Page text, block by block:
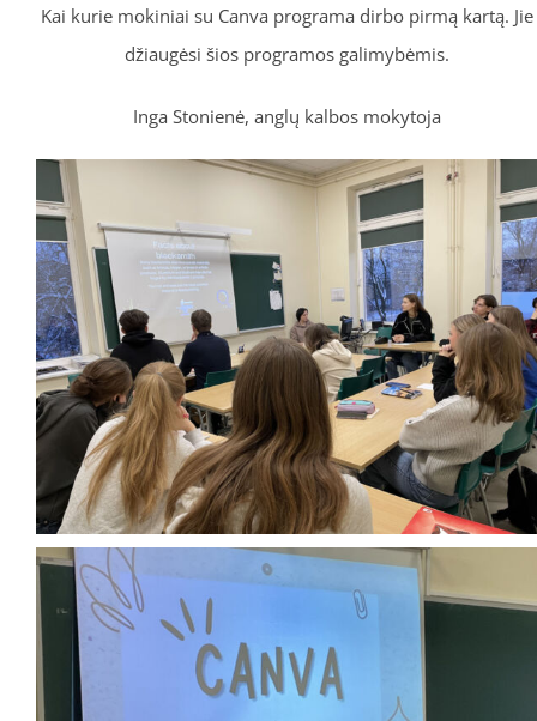
Kai kurie mokiniai su Canva programa dirbo pirmą kartą. Jie
džiaugėsi šios programos galimybėmis.
Inga Stonienė, anglų kalbos mokytoja